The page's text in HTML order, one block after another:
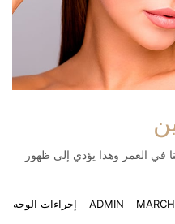
​​في العمر وهذا يؤدي إلى ظهور
ADMIN إجراءات الوجه